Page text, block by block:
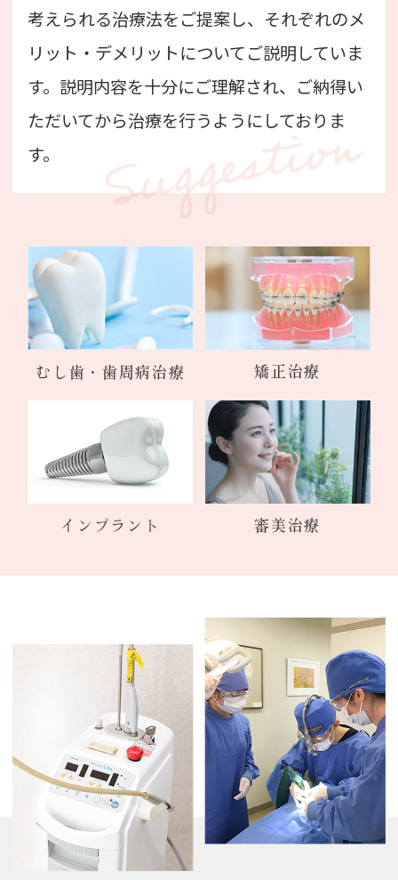
考えられる治療法をご提案し、それぞれのメ
リット・デメリットについてご説明していま
す。説明内容を十分にご理解され、ご納得い
ただいてから治療を行うようにしておりま
す。
むし歯・歯周病治療 矯正治療
インプラント 審美治療